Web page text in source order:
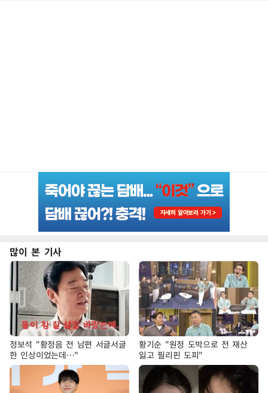
많이 본 기사
정보석 "황정음 전 남편 서글서글
한 인상이었는데…"
황기순 "원정 도박으로 전 재산
잃고 필리핀 도피"